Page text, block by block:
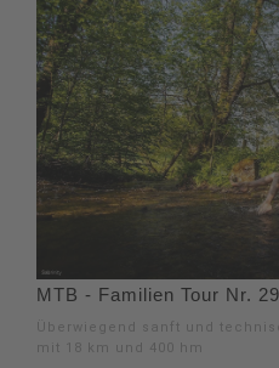
MTB - Familien Tour Nr. 29
Überwiegend sanft und
mit 18 km und 400 hm